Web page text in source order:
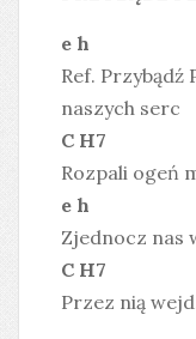
e h
Ref. Przybądź
naszych serc
C H7
Rozpali ogeń
e h
Zjednocz nas
C H7
Przez nią